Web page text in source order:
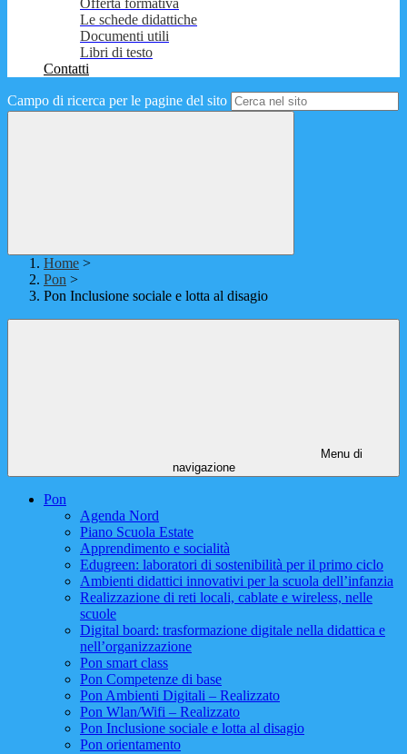
Offerta formativa
Le schede didattiche
Documenti utili
Libri di testo
Contatti
Campo di ricerca per le pagine del sito
Home >
Pon >
Pon Inclusione sociale e lotta al disagio
Menu di
navigazione
Pon
Agenda Nord
Piano Scuola Estate
Apprendimento e socialità
Edugreen: laboratori di sostenibilità per il primo ciclo
Ambienti didattici innovativi per la scuola dell’infanzia
Realizzazione di reti locali, cablate e wireless, nelle
scuole
Digital board: trasformazione digitale nella didattica e
nell’organizzazione
Pon smart class
Pon Competenze di base
Pon Ambienti Digitali – Realizzato
Pon Wlan/Wifi – Realizzato
Pon Inclusione sociale e lotta al disagio
Pon orientamento